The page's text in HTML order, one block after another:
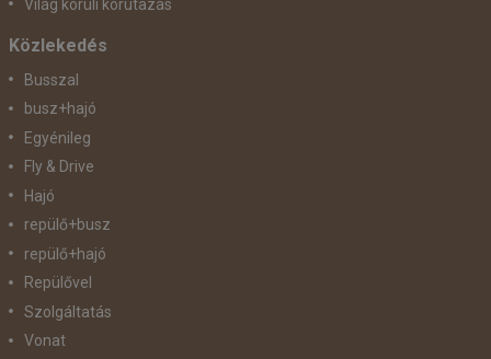
Világ körüli körutazás
Közlekedés
Busszal
busz+hajó
Egyénileg
Fly & Drive
Hajó
repülő+busz
repülő+hajó
Repülővel
Szolgáltatás
Vonat